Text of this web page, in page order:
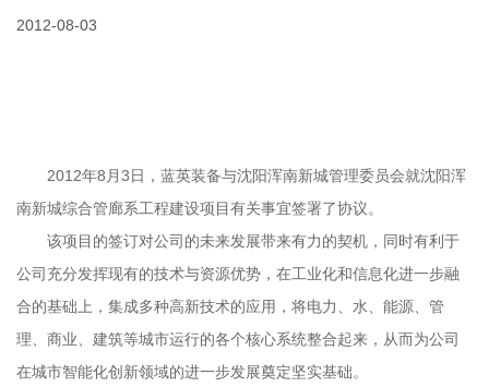
2012-08-03
2012年8月3日，蓝英装备与沈阳浑南新城管理委员会就沈阳浑
南新城综合管廊系工程建设项目有关事宜签署了协议。
该项目的签订对公司的未来发展带来有力的契机，同时有利于
公司充分发挥现有的技术与资源优势，在工业化和信息化进一步融
合的基础上，集成多种高新技术的应用，将电力、水、能源、管
理、商业、建筑等城市运行的各个核心系统整合起来，从而为公司
在城市智能化创新领域的进一步发展奠定坚实基础。